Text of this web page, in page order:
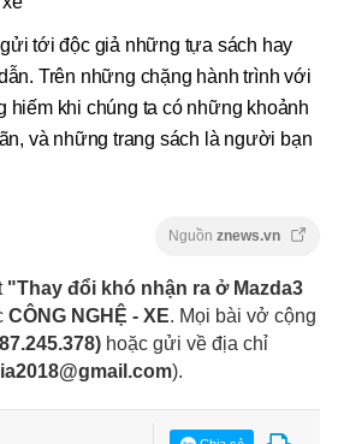
tới độc giả những tựa sách hay
Trên những chặng hành trình với
hiếm khi chúng ta có những khoảnh
và những trang sách là người bạn
Nguồn znews.vn
"Thay đổi khó nhận ra ở Mazda3
CÔNG NGHỆ - XE. Mọi bài vở cộng
) hoặc gửi về địa chỉ
).